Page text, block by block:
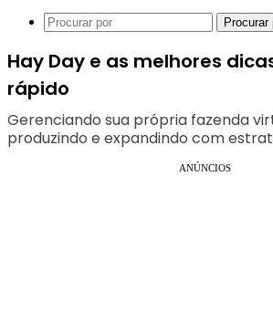
Procurar
Hay Day e as melhores
rápido
Gerenciando sua própria fazenda
produzindo e expandindo com
ANÚNCIOS